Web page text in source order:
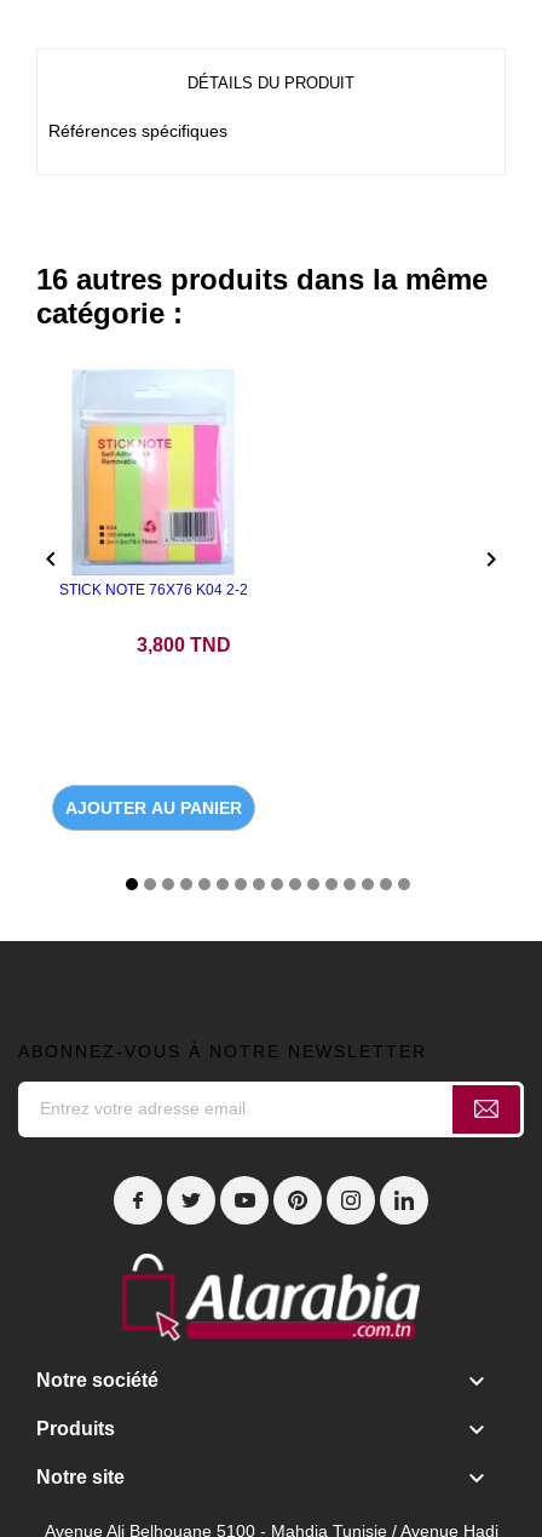
DÉTAILS DU PRODUIT
Références spécifiques
16 autres produits dans la même
catégorie :
STICK NOTE 76X76 K04 2-2
3,800 TND
AJOUTER AU PANIER
 
ABONNEZ-VOUS À NOTRE NEWSLETTER
Notre société 
Produits 
Notre site 
Avenue Ali Belhouane 5100 - Mahdia Tunisie / Avenue Hadj